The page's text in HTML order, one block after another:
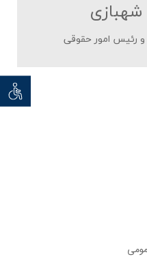
توان
رئیس امور حقوقی